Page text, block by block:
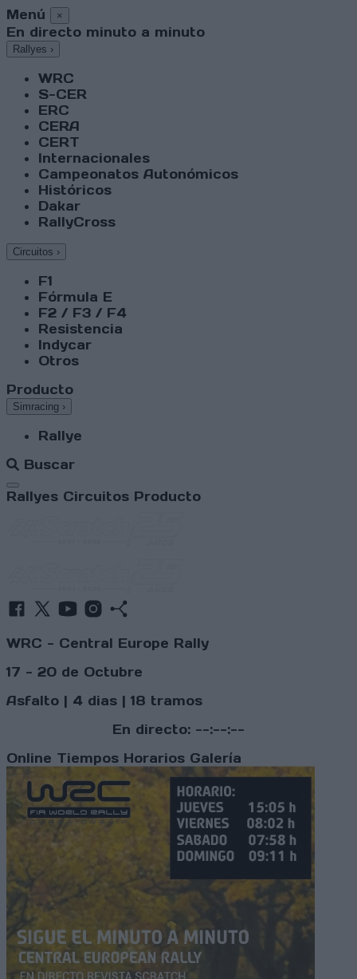
Menú ×
En directo minuto a minuto
Rallyes ›
WRC
S-CER
ERC
CERA
CERT
Internacionales
Campeonatos Autonómicos
Históricos
Dakar
RallyCross
Circuitos ›
F1
Fórmula E
F2 / F3 / F4
Resistencia
Indycar
Otros
Producto
Simracing ›
Rallye
Buscar
Abrir menú
Rallyes Circuitos Producto
WRC - Central Europe Rally
17 - 20 de Octubre
Asfalto | 4 dias | 18 tramos
En directo: --:--:--
Online Tiempos Horarios Galería